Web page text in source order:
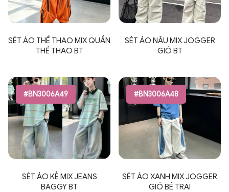
SÉT ÁO THỂ THAO MIX QUẦN
THỂ THAO BT
SÉT ÁO NÂU MIX JOGGER
GIÓ BT
#BN3006A49
SÉT ÁO KẺ MIX JEANS
BAGGY BT
#BN3006A48
SÉT ÁO XANH MIX JOGGER
GIÓ BÉ TRAI